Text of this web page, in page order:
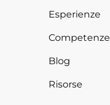
Esperienze
Competenze
Blog
Risorse